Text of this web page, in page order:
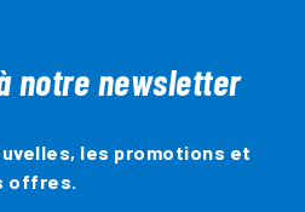
notre newsletter
les promotions et
offres.